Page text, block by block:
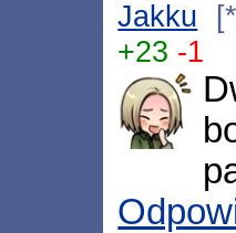
Jakku
+23 -1